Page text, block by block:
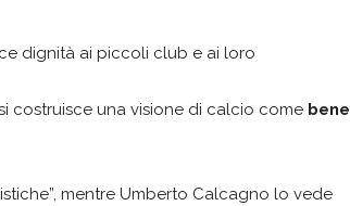
dignità ai piccoli club e ai loro
costruisce una visione di calcio come bene
mentre Umberto Calcagno lo vede